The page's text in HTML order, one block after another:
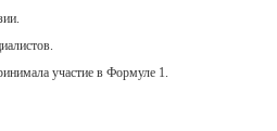
участие в Формуле 1.